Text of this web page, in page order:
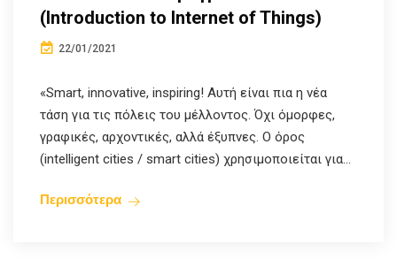
(Introduction to Internet of Things)
22/01/2021
«Smart, innovative, inspiring! Αυτή είναι πια η νέα
τάση για τις πόλεις του μέλλοντος. Όχι όμορφες,
γραφικές, αρχοντικές, αλλά έξυπνες. Ο όρος
(intelligent cities / smart cities) χρησιµοποιείται για...
Περισσότερα